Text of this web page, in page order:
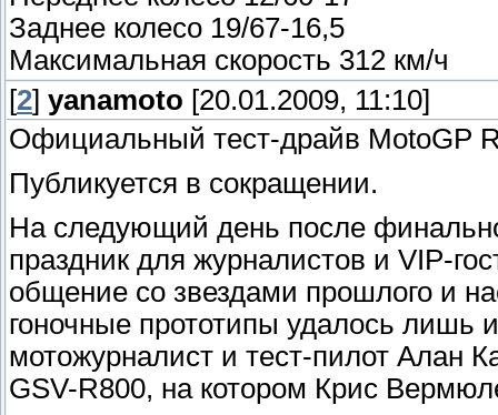
Заднее колесо 19/67-16,5
Максимальная скорость 312 км/ч
[2] yanamoto [20.01.2009, 11:10]
Официальный тест-драйв MotoGP
Публикуется в сокращении.
На следующий день после
праздник для журналистов и VIP-
общение со звездами прошлого и
гоночные прототипы удалось лишь
мотожурналист и тест-пилот Алан
GSV-R800, на котором Крис